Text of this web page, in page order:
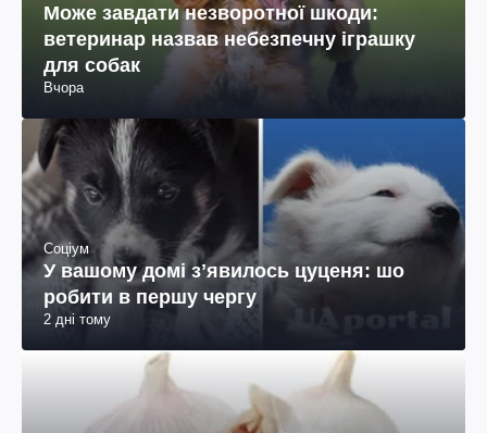
Може завдати незворотної шкоди:
ветеринар назвав небезпечну іграшку
для собак
Вчора
Соціум
У вашому домі зʼявилось цуценя: шо
робити в першу чергу
2 дні тому